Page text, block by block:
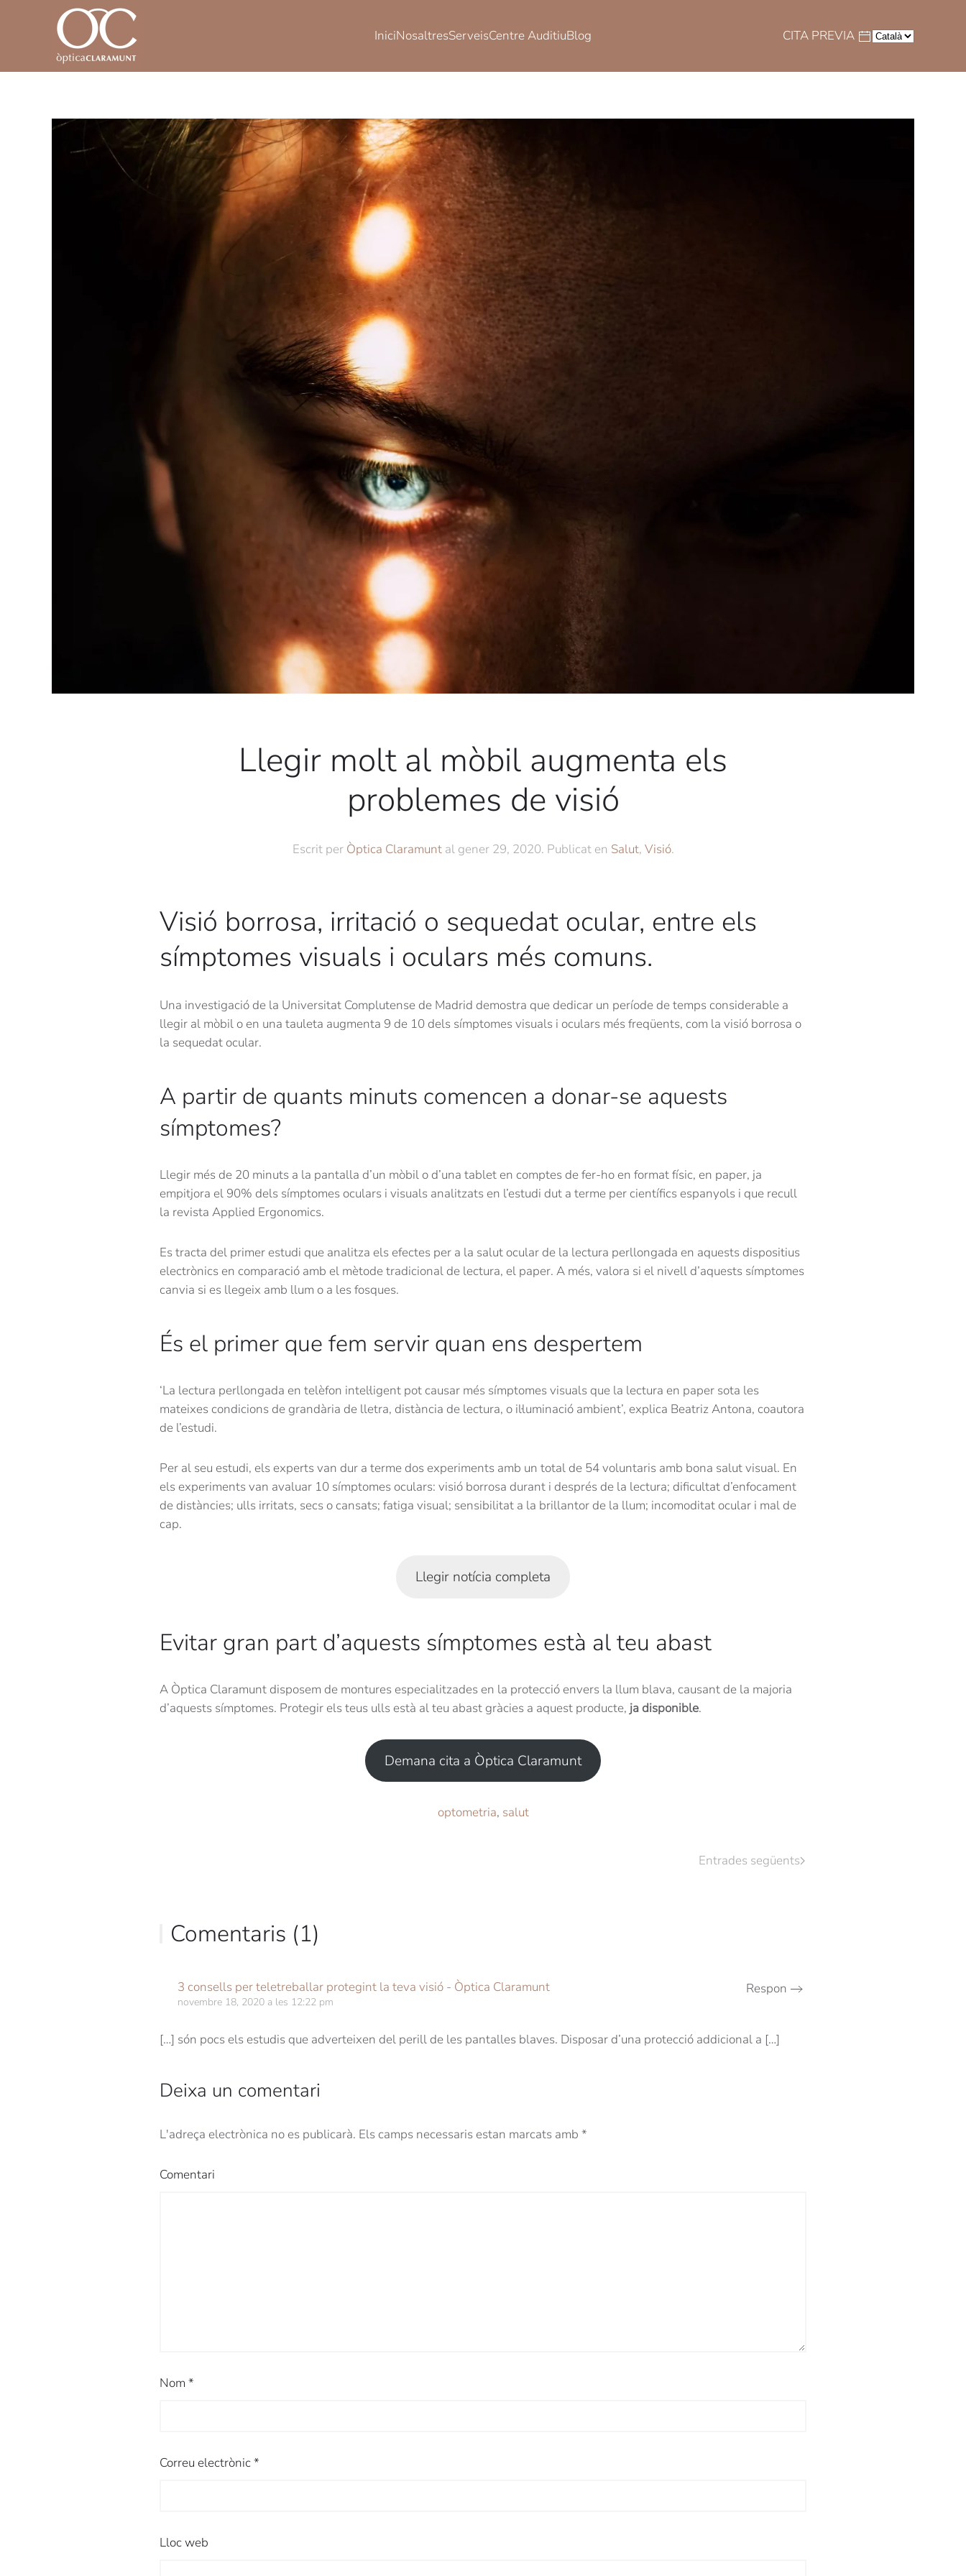
Skip to main content IniciNosaltresServeisCentre AuditiuBlog CITA PREVIA Idioma
Llegir molt al mòbil augmenta els
problemes de visió
Escrit per Òptica Claramuntal gener 29, 2020. Publicat en Salut, Visió.
Visió borrosa, irritació o sequedat ocular, entre els
símptomes visuals i oculars més comuns.
Una investigació de la Universitat Complutense de Madrid demostra que dedicar un període de temps considerable a
llegir al mòbil o en una tauleta augmenta 9 de 10 dels símptomes visuals i oculars més freqüents, com la visió borrosa o
la sequedat ocular.
A partir de quants minuts comencen a donar-se aquests
símptomes?
Llegir més de 20 minuts a la pantalla d’un mòbil o d’una tablet en comptes de fer-ho en format físic, en paper, ja
empitjora el 90% dels símptomes oculars i visuals analitzats en l’estudi dut a terme per científics espanyols i que recull
la revista Applied Ergonomics.
Es tracta del primer estudi que analitza els efectes per a la salut ocular de la lectura perllongada en aquests dispositius
electrònics en comparació amb el mètode tradicional de lectura, el paper. A més, valora si el nivell d’aquests símptomes
canvia si es llegeix amb llum o a les fosques.
És el primer que fem servir quan ens despertem
‘La lectura perllongada en telèfon intel·ligent pot causar més símptomes visuals que la lectura en paper sota les
mateixes condicions de grandària de lletra, distància de lectura, o il·luminació ambient’, explica Beatriz Antona, coautora
de l’estudi.
Per al seu estudi, els experts van dur a terme dos experiments amb un total de 54 voluntaris amb bona salut visual. En
els experiments van avaluar 10 símptomes oculars: visió borrosa durant i després de la lectura; dificultat d’enfocament
de distàncies; ulls irritats, secs o cansats; fatiga visual; sensibilitat a la brillantor de la llum; incomoditat ocular i mal de
cap.
Llegir notícia completa
Evitar gran part d’aquests símptomes està al teu abast
A Òptica Claramunt disposem de montures especialitzades en la protecció envers la llum blava, causant de la majoria
d’aquests símptomes. Protegir els teus ulls està al teu abast gràcies a aquest producte, ja disponible.
Demana cita a Òptica Claramunt
optometria, salut
Entrades següents
Comentaris (1)
3 consells per teletreballar protegint la teva visió - Òptica Claramunt
novembre 18, 2020 a les 12:22 pm
Respon
[…] són pocs els estudis que adverteixen del perill de les pantalles blaves. Disposar d’una protecció addicional a […]
Deixa un comentari
L'adreça electrònica no es publicarà. Els camps necessaris estan marcats amb *
Comentari
Nom *
Correu electrònic*
Lloc web